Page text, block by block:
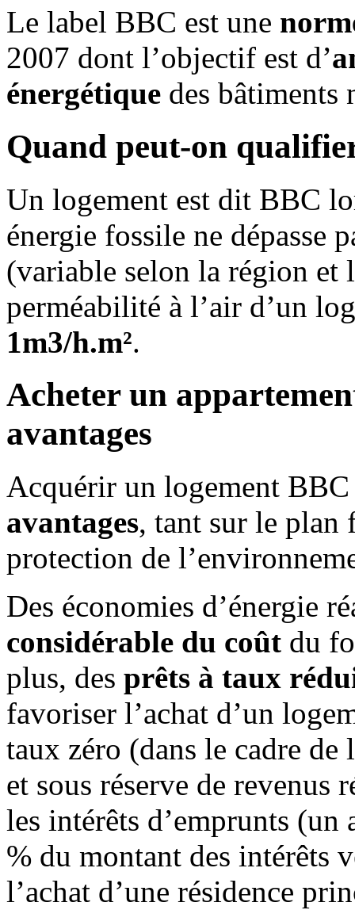
Le label BBC est une
2007 dont l’objectif est d’
énergétique des bâtiments
Quand peut-on
Un logement est dit BBC
énergie fossile ne dépasse
(variable selon la région et
perméabilité à l’air d’un
1m3/h.m².
Acheter un
avantages
Acquérir un logement BBC
avantages, tant sur le plan
protection de
Des économies d’énergie
considérable du coût du
plus, des prêts à taux
favoriser l’achat d’un
taux zéro (dans le cadre de
et sous réserve de revenus
les intérêts d’emprunts (un
% du montant des intérêts
l’achat d’une résidence